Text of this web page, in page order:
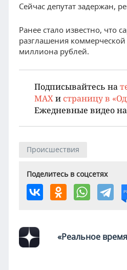
Сейчас депутат задержан,
Ранее стало известно, что
разглашения
миллиона рублей.
Подписывайтесь на
MAX и страницу в
Ежедневные видео на
Происшествия
Поделитесь в соцсетях
«Реальное